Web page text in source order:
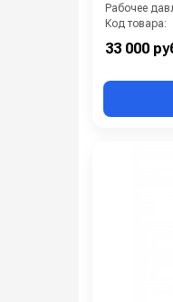
Код товара:
33 000